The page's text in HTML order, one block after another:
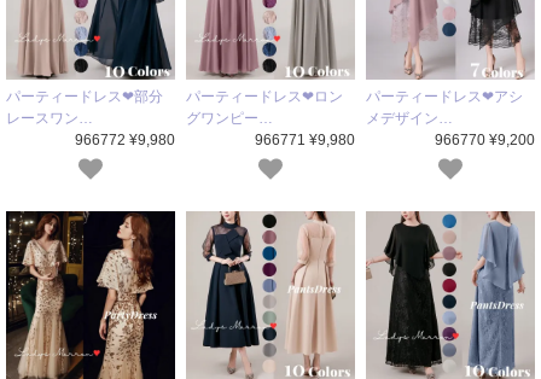
パーティードレス❤部分
レースワン…
966772 ¥9,980
パーティードレス❤ロン
グワンピー…
966771 ¥9,980
パーティードレス❤アシ
メデザイン…
966770 ¥9,200